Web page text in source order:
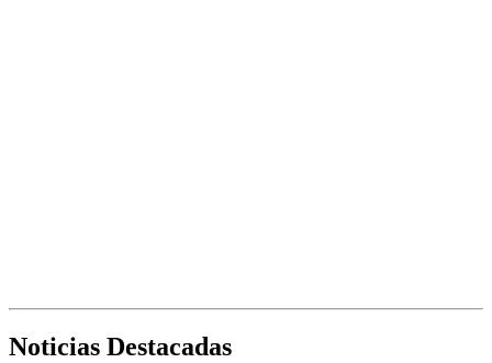
Noticias Destacadas